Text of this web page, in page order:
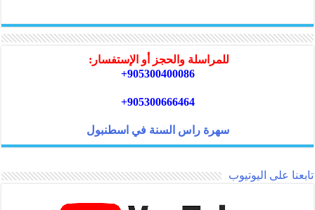
للمراسلة والحجز أو الإستفسار:
905300400086+
905300666464+
سهرة راس السنة في اسطنبول
تابعنا على اليوتيوب